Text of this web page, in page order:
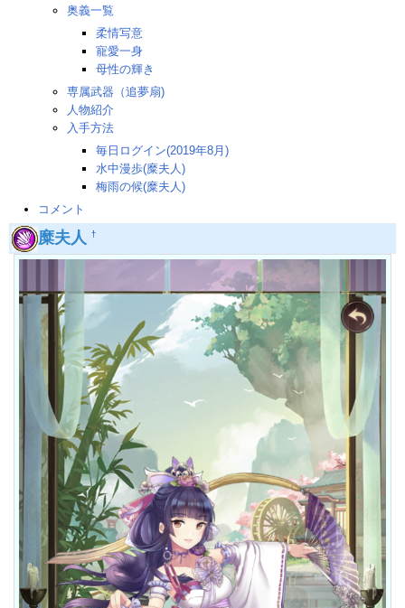
奥義一覧
柔情写意
寵愛一身
母性の輝き
専属武器（追夢扇)
人物紹介
入手方法
毎日ログイン(2019年8月)
水中漫歩(糜夫人)
梅雨の候(糜夫人)
コメント
糜夫人 †